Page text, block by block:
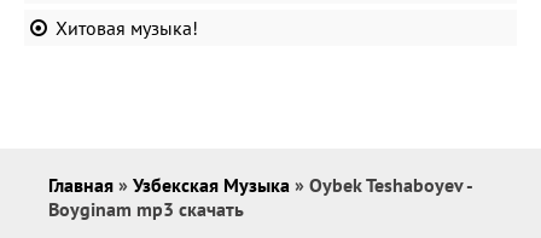
Хитовая музыка!
Главная » Узбекская Музыка » Oybek Teshaboyev -
Boyginam mp3 скачать